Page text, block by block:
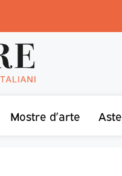
Mostre d’arte Aste